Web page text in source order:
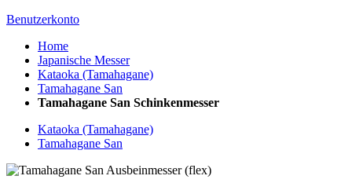
Benutzerkonto
Home
Japanische Messer
Kataoka (Tamahagane)
Tamahagane San
Tamahagane San Schinkenmesser
Kataoka (Tamahagane)
Tamahagane San